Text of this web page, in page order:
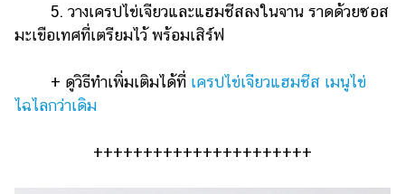
5. วางเครปไข่เจียวและแฮมชีสลงในจาน ราดด้วยซอส
มะเขือเทศที่เตรียมไว้ พร้อมเสิร์ฟ
+ ดูวิธีทำเพิ่มเติมได้ที่ เครปไข่เจียวแฮมชีส เมนูไข่
ไฉไลกว่าเดิม
++++++++++++++++++++++